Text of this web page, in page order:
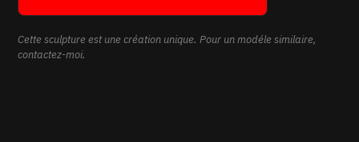
Cette sculpture est une création unique. Pour un modéle similaire,
contactez-moi.